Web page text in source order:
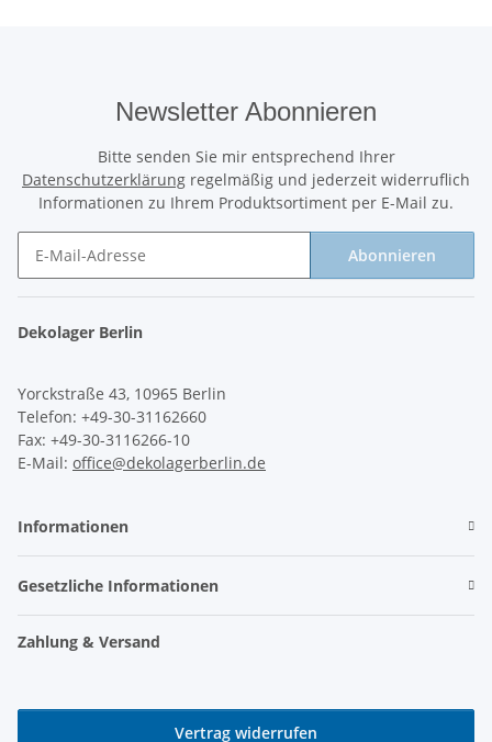
Newsletter Abonnieren
Bitte senden Sie mir entsprechend Ihrer
Datenschutzerklärung regelmäßig und jederzeit widerruflich
Informationen zu Ihrem Produktsortiment per E-Mail zu.
Abonnieren
Dekolager Berlin
Yorckstraße 43, 10965 Berlin
Telefon: +49-30-31162660
Fax: +49-30-3116266-10
E-Mail: office@dekolagerberlin.de
Informationen
Gesetzliche Informationen
Zahlung & Versand
Vertrag widerrufen